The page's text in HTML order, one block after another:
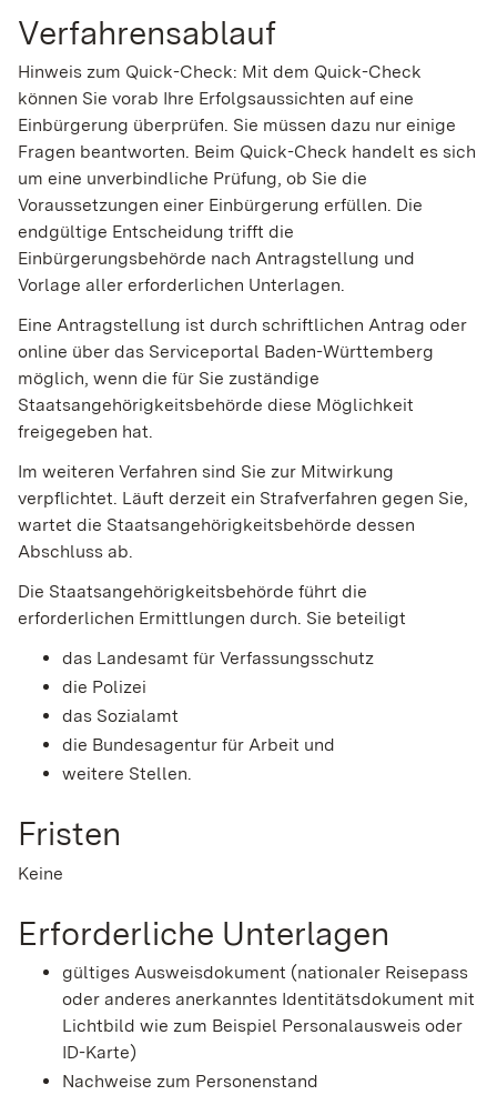
Verfahrensablauf
Hinweis zum Quick-Check: Mit dem Quick-Check
können Sie vorab Ihre Erfolgsaussichten auf eine
Einbürgerung überprüfen. Sie müssen dazu nur einige
Fragen beantworten. Beim Quick-Check handelt es sich
um eine unverbindliche Prüfung, ob Sie die
Voraussetzungen einer Einbürgerung erfüllen. Die
endgültige Entscheidung trifft die
Einbürgerungsbehörde nach Antragstellung und
Vorlage aller erforderlichen Unterlagen.
Eine Antragstellung ist durch schriftlichen Antrag oder
online über das Serviceportal Baden-Württemberg
möglich, wenn die für Sie zuständige
Staatsangehörigkeitsbehörde diese Möglichkeit
freigegeben hat.
Im weiteren Verfahren sind Sie zur Mitwirkung
verpflichtet. Läuft derzeit ein Strafverfahren gegen Sie,
wartet die Staatsangehörigkeitsbehörde dessen
Abschluss ab.
Die Staatsangehörigkeitsbehörde führt die
erforderlichen Ermittlungen durch. Sie beteiligt
das Landesamt für Verfassungsschutz
die Polizei
das Sozialamt
die Bundesagentur für Arbeit und
weitere Stellen.
Fristen
Keine
Erforderliche Unterlagen
gültiges Ausweisdokument (nationaler Reisepass
oder anderes anerkanntes Identitätsdokument mit
Lichtbild wie zum Beispiel Personalausweis oder
ID-Karte)
Nachweise zum Personenstand